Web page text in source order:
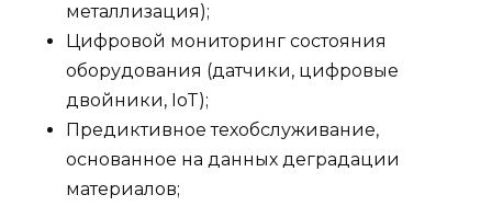
металлизация);
Цифровой мониторинг состояния
оборудования (датчики, цифровые
двойники, IoT);
Предиктивное техобслуживание,
основанное на данных деградации
материалов;